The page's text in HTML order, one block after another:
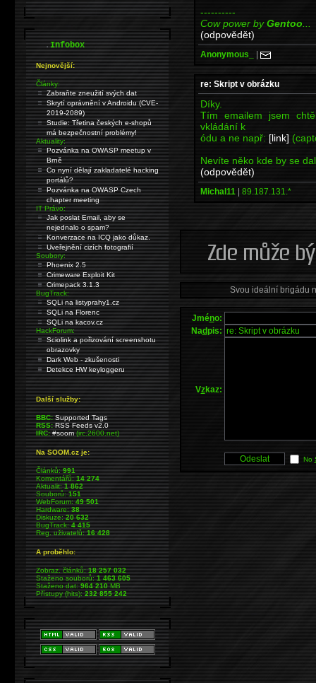
----------
Cow power byGentoo
(odpovědět)
Anonymous_ |
re: Skript v obrázku
Díky.
Tím emailem jsem
vkládání k
ódu a ne např: [link]
Nevíte něko kde by se
(odpovědět)
Michal11 | 89.187.131.*
Svou ideální brigádu
Jméno:
Nadpis:
Vzkaz:
No
.Infobox
Nejnovější:
Články:
Zabraňte zneužití svých dat
Skrytí oprávnění v Androidu (CVE-
2019-2089)
Studie: Třetina českých e-shopů
má bezpečnostní problémy!
Aktuality:
Pozvánka na OWASP meetup v
Brně
Co nyní dělají zakladatelé hacking
portálů?
Pozvánka na OWASP Czech
chapter meeting
IT Právo:
Jak poslat Email, aby se
nejednalo o spam?
Konverzace na ICQ jako důkaz.
Uveřejnění cizích fotografií
Soubory:
Phoenix 2.5
Crimeware Exploit Kit
Crimepack 3.1.3
BugTrack:
SQLi na listyprahy1.cz
SQLi na Florenc
SQLi na kacov.cz
HackForum:
Sciolink a pořizování screenshotu
obrazovky
Dark Web - zkušenosti
Detekce HW keyloggeru
Další služby:
BBC: Supported Tags
RSS: RSS Feeds v2.0
IRC: #soom(irc.2600.net)
Na SOOM.cz je:
Článků:991
Komentářů:14 274
Aktualit:1 862
Souborů:151
WebForum:49 501
Hardware:38
Diskuze:20 632
BugTrack:4 415
Reg. uživatelů:16 428
A proběhlo:
Zobraz. článků:18 257 032
Staženo souborů:1 463 605
Staženo dat:964 210MB
Přístupy (hits):232 855 242